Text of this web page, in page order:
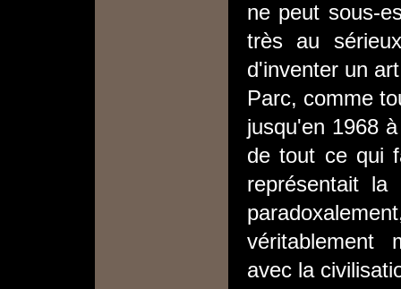
ne peut sous-
très au
d'inventer un
Parc, comme
jusqu'en 1968
de tout ce qui
représentait la
véritablement
avec la